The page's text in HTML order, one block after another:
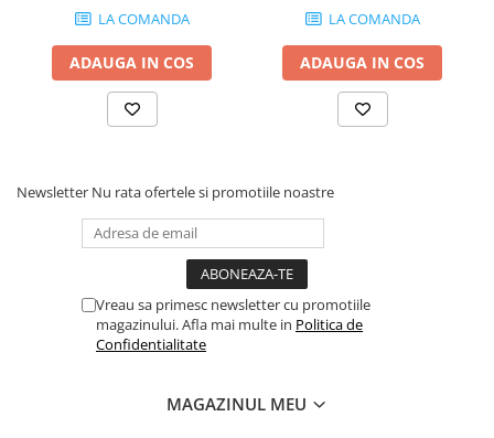
LA COMANDA
ADAUGA IN COS
LA COMANDA
ADAUGA IN COS
Newsletter Nu rata ofertele si promotiile noastre
Vreau sa primesc newsletter cu promotiile
magazinului. Afla mai multe in Politica de
Confidentialitate
MAGAZINUL MEU